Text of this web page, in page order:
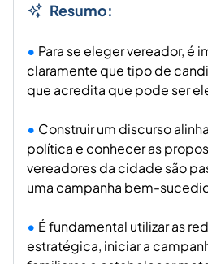
Resumo:
Para se eleger vereador, é
claramente que tipo de
que acredita que pode ser
Construir um discurso
política e conhecer as
vereadores da cidade são
uma campanha bem-
É fundamental utilizar as
estratégica, iniciar a